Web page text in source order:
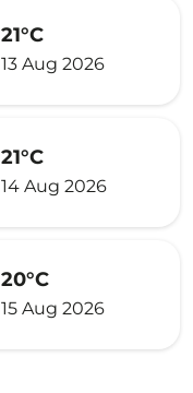
21°C
13 Aug 2026
21°C
14 Aug 2026
20°C
15 Aug 2026